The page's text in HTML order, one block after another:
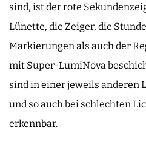
sind, ist der rote
Lünette, die Zeiger, die
Markierungen als auch der
mit Super-LumiNova
sind in einer jeweils anderen
und so auch bei schlechten
erkennbar.